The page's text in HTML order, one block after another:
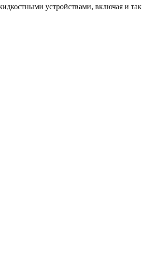
устройствами, включая и так